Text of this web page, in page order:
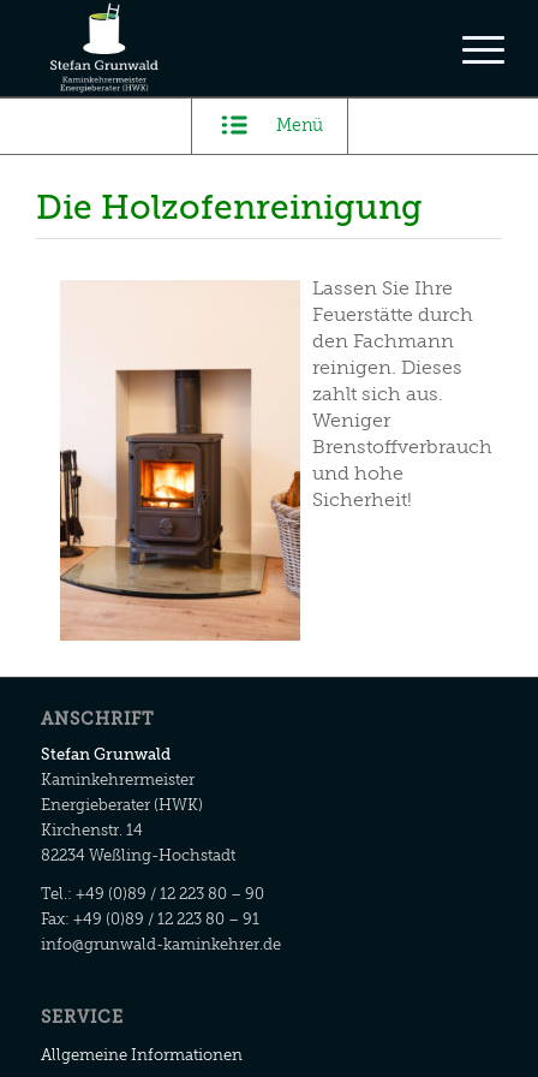
Menü
Die Holzofenreinigung
Lassen Sie Ihre
Feuerstätte durch
den Fachmann
reinigen. Dieses
zahlt sich aus.
Weniger
Brenstoffverbrauch
und hohe
Sicherheit!
ANSCHRIFT
Stefan Grunwald
Kaminkehrermeister
Energieberater (HWK)
Kirchenstr. 14
82234 Weßling-Hochstadt
Tel.: +49 (0)89 / 12 223 80 – 90
Fax: +49 (0)89 / 12 223 80 – 91
info@grunwald-kaminkehrer.de
SERVICE
Allgemeine Informationen